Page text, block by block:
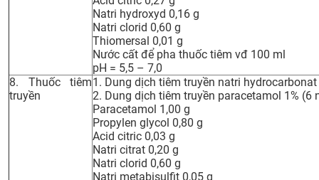
Natri hydroxyd 0,16 g
Natri clorid 0,60 g
Thiomersal 0,01 g
Nước cất để pha thuốc tiêm vđ 100 ml
pH = 5,5 – 7,0
8. Thuốc tiêm
truyền
1. Dung dịch tiêm truyền natri hydrocarbonat
2. Dung dịch tiêm truyền paracetamol 1% (6
Paracetamol 1,00 g
Propylen glycol 0,80 g
Acid citric 0,03 g
Natri citrat 0,20 g
Natri clorid 0,60 g
Natri metabisulfit 0,05 g